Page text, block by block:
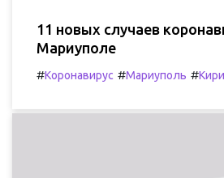
11 новых случаев
Мариуполе
#Коронавирус #Мариуполь #